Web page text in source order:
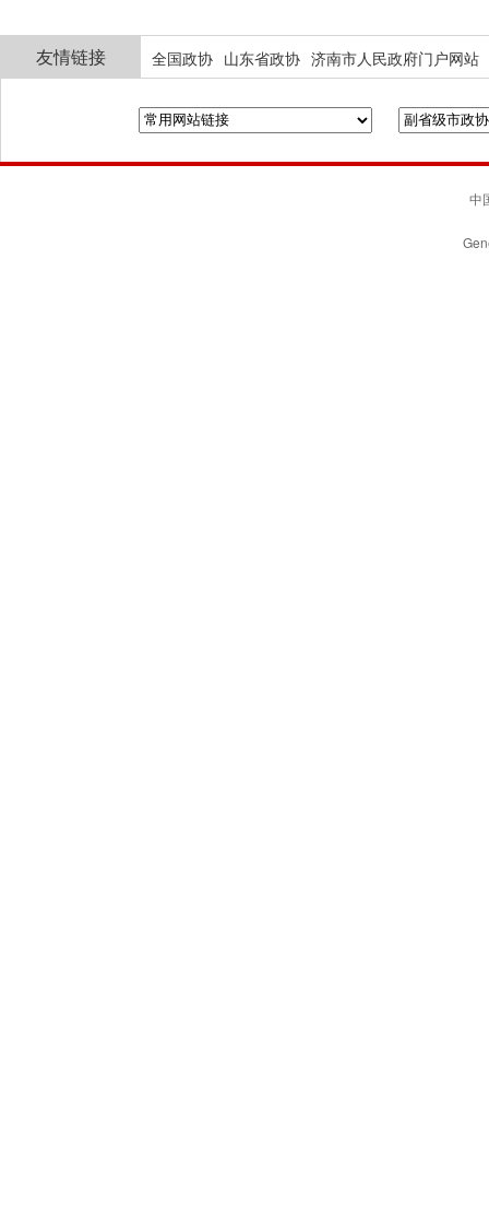
友情链接 全国政协 山东省政协 济南市人民政府门户网站
中